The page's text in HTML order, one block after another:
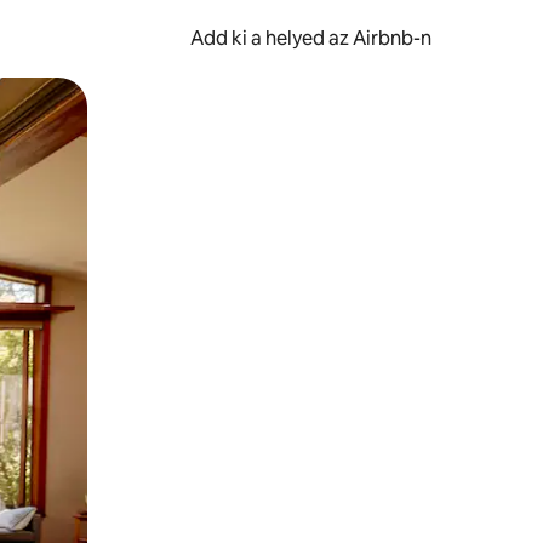
Add ki a helyed az Airbnb-n